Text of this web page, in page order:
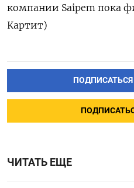
компании Saipem пока
Картит)
ЧИТАТЬ ЕЩЕ